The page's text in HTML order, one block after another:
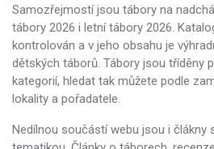
Samozřejmostí jsou tábory na
tábory 2026 i letní tábory 2026.
kontrolován a v jeho obsahu je
dětských táborů. Tábory jsou tříděny
kategorií, hledat tak můžete podle
lokality a pořadatele.
Nedílnou součástí webu jsou i člákny